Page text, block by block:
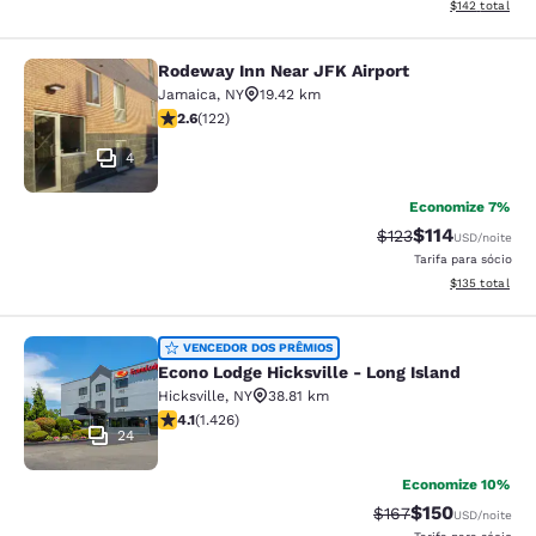
Exibir
$142 total
Rodeway Inn Near JFK Airport
4
Rodeway Inn Near JFK Airport
Jamaica, NY
19.42 km
classificação 2.57 estrelas. Razoável. 122 avaliações
2.6(122)
Economize 7%
Tarifa anterior
$123Tarifa com
$114USD/noite
Tarifa para sócio
Exibir
$135 total
Econo Lodge Hicksville - Long
24
VENCEDOR DOS PRÊMIOS
Econo Lodge Hicksville - Long Island
Hicksville, NY
38.81 km
classificação 4.06 estrelas. Muito bom. 1426
4.1(1.426)
Economize 10%
Tarifa anterior
$167Tarifa com
$150USD/noite